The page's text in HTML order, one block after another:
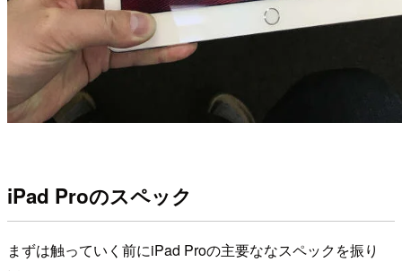
iPad Proのスペック
まずは触っていく前にiPad Proの主要ななスペックを振り